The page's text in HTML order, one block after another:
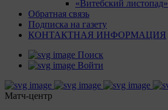
«Витебский листопад»
Обратная связь
Подписка на газету
КОНТАКТНАЯ ИНФОРМАЦИЯ
Поиск
Войти
Матч-центр